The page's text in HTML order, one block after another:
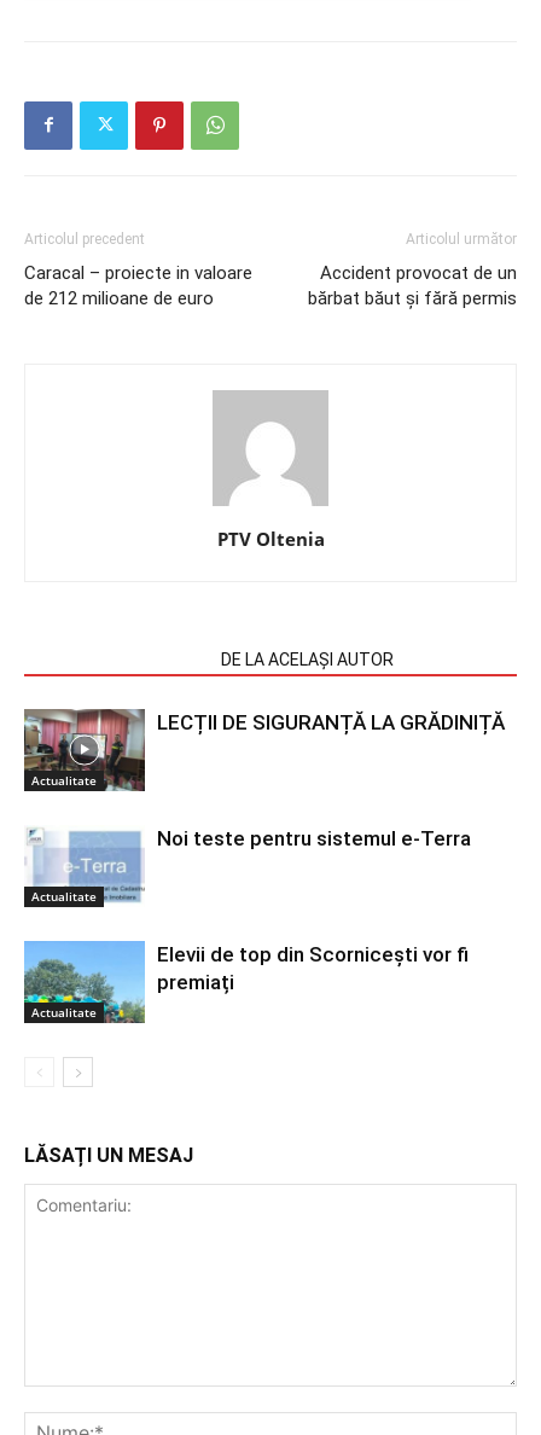
Articolul precedent
Caracal – proiecte in valoare
de 212 milioane de euro
Articolul următor
Accident provocat de un
bărbat băut și fără permis
PTV Oltenia
DE LA ACELAȘI AUTOR
Actualitate
LECȚII DE SIGURANȚĂ LA GRĂDINIȚĂ
Actualitate
Noi teste pentru sistemul e-Terra
Actualitate
Elevii de top din Scornicești vor fi
premiați
LĂSAȚI UN MESAJ